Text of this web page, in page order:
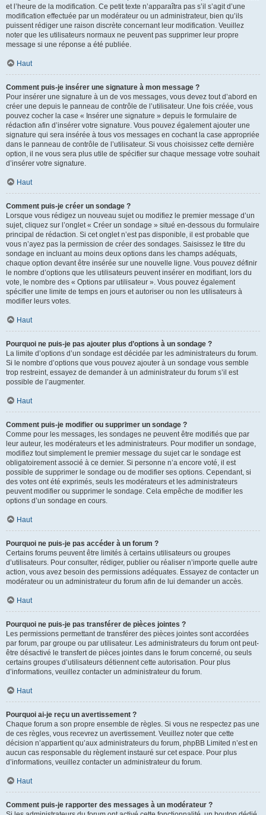
et l’heure de la modification. Ce petit texte n’apparaîtra pas s’il s’agit d’une
modification effectuée par un modérateur ou un administrateur, bien qu’ils
puissent rédiger une raison discrète concernant leur modification. Veuillez
noter que les utilisateurs normaux ne peuvent pas supprimer leur propre
message si une réponse a été publiée.
Haut
Comment puis-je insérer une signature à mon message ?
Pour insérer une signature à un de vos messages, vous devez tout d’abord en
créer une depuis le panneau de contrôle de l’utilisateur. Une fois créée, vous
pouvez cocher la case « Insérer une signature » depuis le formulaire de
rédaction afin d’insérer votre signature. Vous pouvez également ajouter une
signature qui sera insérée à tous vos messages en cochant la case appropriée
dans le panneau de contrôle de l’utilisateur. Si vous choisissez cette dernière
option, il ne vous sera plus utile de spécifier sur chaque message votre souhait
d’insérer votre signature.
Haut
Comment puis-je créer un sondage ?
Lorsque vous rédigez un nouveau sujet ou modifiez le premier message d’un
sujet, cliquez sur l’onglet « Créer un sondage » situé en-dessous du formulaire
principal de rédaction. Si cet onglet n’est pas disponible, il est probable que
vous n’ayez pas la permission de créer des sondages. Saisissez le titre du
sondage en incluant au moins deux options dans les champs adéquats,
chaque option devant être insérée sur une nouvelle ligne. Vous pouvez définir
le nombre d’options que les utilisateurs peuvent insérer en modifiant, lors du
vote, le nombre des « Options par utilisateur ». Vous pouvez également
spécifier une limite de temps en jours et autoriser ou non les utilisateurs à
modifier leurs votes.
Haut
Pourquoi ne puis-je pas ajouter plus d’options à un sondage ?
La limite d’options d’un sondage est décidée par les administrateurs du forum.
Si le nombre d’options que vous pouvez ajouter à un sondage vous semble
trop restreint, essayez de demander à un administrateur du forum s’il est
possible de l’augmenter.
Haut
Comment puis-je modifier ou supprimer un sondage ?
Comme pour les messages, les sondages ne peuvent être modifiés que par
leur auteur, les modérateurs et les administrateurs. Pour modifier un sondage,
modifiez tout simplement le premier message du sujet car le sondage est
obligatoirement associé à ce dernier. Si personne n’a encore voté, il est
possible de supprimer le sondage ou de modifier ses options. Cependant, si
des votes ont été exprimés, seuls les modérateurs et les administrateurs
peuvent modifier ou supprimer le sondage. Cela empêche de modifier les
options d’un sondage en cours.
Haut
Pourquoi ne puis-je pas accéder à un forum ?
Certains forums peuvent être limités à certains utilisateurs ou groupes
d’utilisateurs. Pour consulter, rédiger, publier ou réaliser n’importe quelle autre
action, vous avez besoin des permissions adéquates. Essayez de contacter un
modérateur ou un administrateur du forum afin de lui demander un accès.
Haut
Pourquoi ne puis-je pas transférer de pièces jointes ?
Les permissions permettant de transférer des pièces jointes sont accordées
par forum, par groupe ou par utilisateur. Les administrateurs du forum ont peut-
être désactivé le transfert de pièces jointes dans le forum concerné, ou seuls
certains groupes d’utilisateurs détiennent cette autorisation. Pour plus
d’informations, veuillez contacter un administrateur du forum.
Haut
Pourquoi ai-je reçu un avertissement ?
Chaque forum a son propre ensemble de règles. Si vous ne respectez pas une
de ces règles, vous recevrez un avertissement. Veuillez noter que cette
décision n’appartient qu’aux administrateurs du forum, phpBB Limited n’est en
aucun cas responsable du règlement instauré sur cet espace. Pour plus
d’informations, veuillez contacter un administrateur du forum.
Haut
Comment puis-je rapporter des messages à un modérateur ?